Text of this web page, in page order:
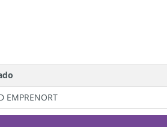
EMPRENORT